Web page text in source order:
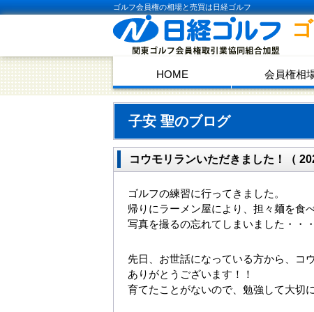
ゴルフ会員権の相場と売買は日経ゴルフ
HOME 会員権相
子安 聖のブログ
コウモリランいただきました！（
ゴルフの練習に行ってきました。
帰りにラーメン屋により、担々麺を食
写真を撮るの忘れてしまいました・・・
先日、お世話になっている方から、コ
ありがとうございます！！
育てたことがないので、勉強して大切